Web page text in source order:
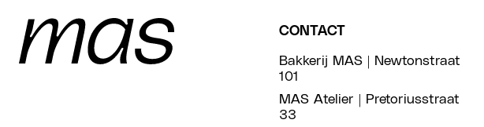
CONTACT
Bakkerij MAS | Newtonstraat
101
MAS Atelier | Pretoriusstraat
33